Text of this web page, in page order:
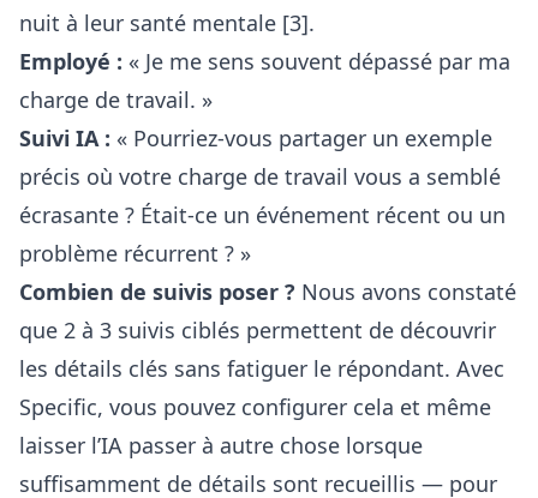
nuit à leur santé mentale [3].
Employé : « Je me sens souvent dépassé par ma
charge de travail. »
Suivi IA : « Pourriez-vous partager un exemple
précis où votre charge de travail vous a semblé
écrasante ? Était-ce un événement récent ou un
problème récurrent ? »
Combien de suivis poser ? Nous avons constaté
que 2 à 3 suivis ciblés permettent de découvrir
les détails clés sans fatiguer le répondant. Avec
Specific, vous pouvez configurer cela et même
laisser l’IA passer à autre chose lorsque
suffisamment de détails sont recueillis — pour